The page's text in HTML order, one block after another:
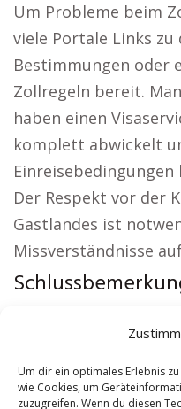
Um dir ein optimales Erlebnis
wie Cookies, um
zuzugreifen. Wenn du diesen
Um Probleme beim
viele Portale Links
Bestimmungen oder
Zollregeln bereit.
haben einen
komplett abwickelt
Der Respekt vor der
Gastlandes ist
Missverständnisse
Sicherheitsdienst
Sülze| Hundeschule
Sülze|Reisebüro